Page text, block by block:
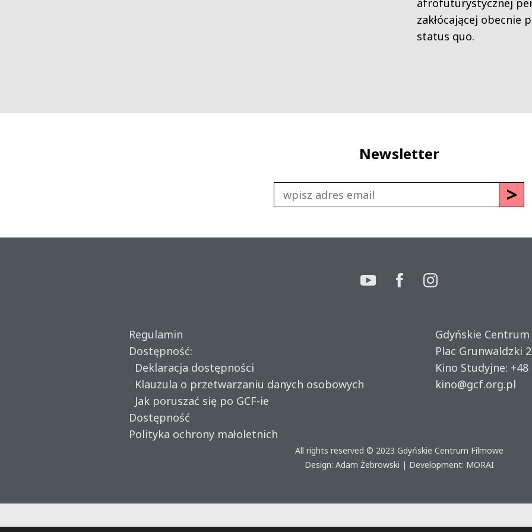
afrofuturystycznej
zakłócającej obecnie
status quo.
Newsletter
Regulamin
Dostępność:
Deklaracja dostępności
Klauzula o przetwarzaniu danych osobowych
Jak poruszać się po GCF-ie
Dostępność
Polityka ochrony małoletnich
Gdyńskie
Plac Grunwaldzki
Kino Studyjne: +48
kino@gcf.org.pl
All rights reserved © 2023 Gdyńskie Centrum Filmowe
Design: Adam Żebrowski | Development: MORAI